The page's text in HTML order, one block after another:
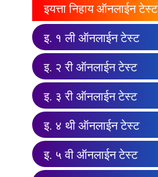
इयत्ता निहाय ऑनलाईन टेस्ट
इ. १ ली ऑनलाईन टेस्ट
इ. २ री ऑनलाईन टेस्ट
इ. ३ री ऑनलाईन टेस्ट
इ. ४ थी ऑनलाईन टेस्ट
इ. ५ वी ऑनलाईन टेस्ट